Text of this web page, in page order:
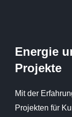
Energie
Projekte
Mit der
Projekten für